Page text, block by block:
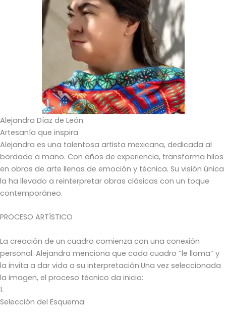
Alejandra Díaz de León
Artesanía que inspira
Alejandra es una talentosa artista mexicana, dedicada al
bordado a mano. Con años de experiencia, transforma hilos
en obras de arte llenas de emoción y técnica. Su visión única
la ha llevado a reinterpretar obras clásicas con un toque
contemporáneo.
PROCESO ARTÍSTICO
La creación de un cuadro comienza con una conexión
personal. Alejandra menciona que cada cuadro “le llama” y
la invita a dar vida a su interpretación.Una vez seleccionada
la imagen, el proceso técnico da inicio:
1.
Selección del Esquema